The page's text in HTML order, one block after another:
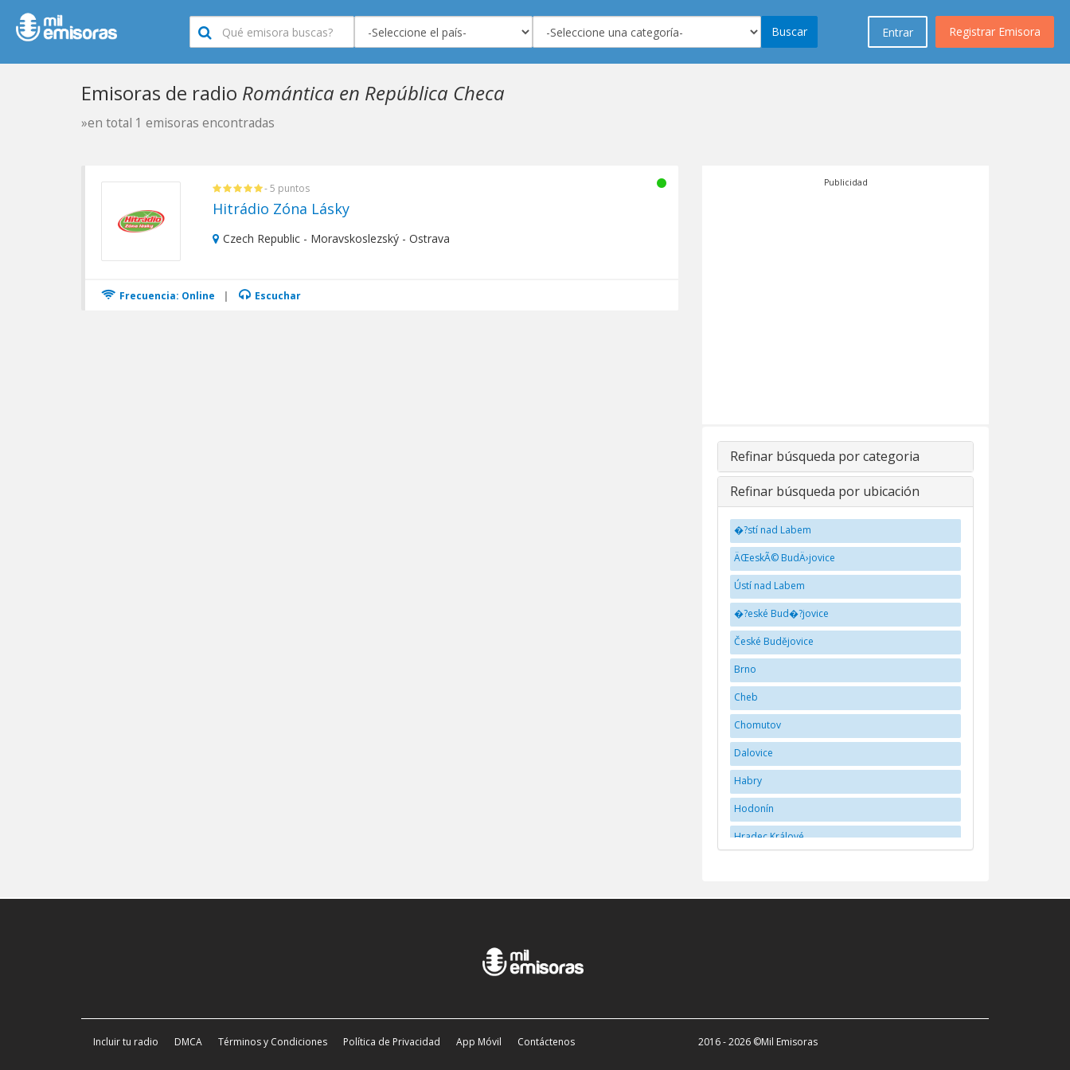
Registrar Emisora
Entrar
Buscar
Emisoras de radio Romántica en República Checa
»en total 1 emisoras encontradas
- 5 puntos
Hitrádio Zóna Lásky
Czech Republic - Moravskoslezský - Ostrava
Frecuencia: Online | Escuchar
Publicidad
Refinar búsqueda por categoria
Refinar búsqueda por ubicación
�?stí nad Labem
ÄŒeskÃ© BudÄ›jovice
Ústí nad Labem
�?eské Bud�?jovice
České Budějovice
Brno
Cheb
Chomutov
Dalovice
Habry
Hodonín
Hradec Králové
Incluir tu radio DMCA Términos y Condiciones Política de Privacidad App Móvil Contáctenos 2016 - 2026 ©Mil Emisoras